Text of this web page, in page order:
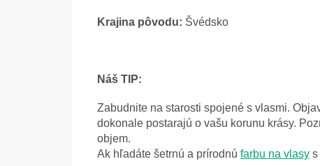
Krajina pôvodu: Švédsko
Náš TIP:
Zabudnite na starosti spojené s vlasmi.
dokonale postarajú o vašu korunu krásy.
objem.
Ak hľadáte šetrnú a prírodnú farbu na vlasy s